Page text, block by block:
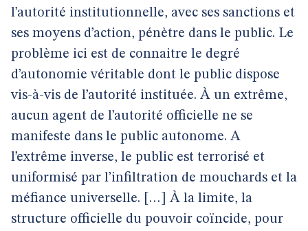
l’autorité institutionnelle, avec ses sanctions et
ses moyens d’action, pénètre dans le public. Le
problème ici est de connaitre le degré
d’autonomie véritable dont le public dispose
vis-à-vis de l’autorité instituée. À un extrême,
aucun agent de l’autorité officielle ne se
manifeste dans le public autonome. A
l’extrême inverse, le public est terrorisé et
uniformisé par l’infiltration de mouchards et la
méfiance universelle. […] À la limite, la
structure officielle du pouvoir coïncide, pour